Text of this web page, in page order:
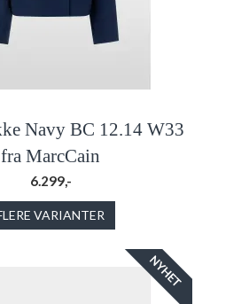
Navy BC 12.14 W33
fra MarcCain
6.299,-
VARIANTER
NYHET